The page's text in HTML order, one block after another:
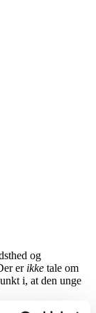
og
er ikke tale om
i, at den unge